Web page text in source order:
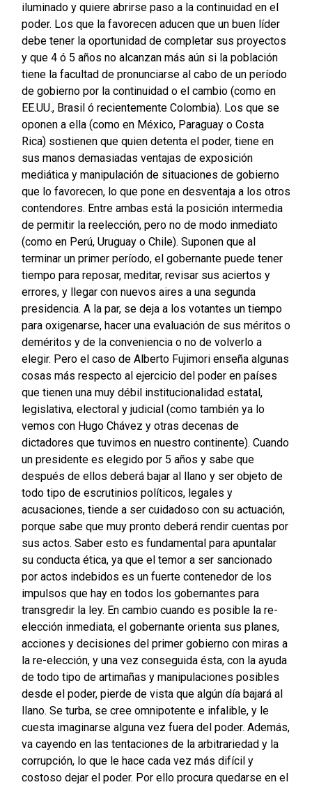
iluminado y quiere abrirse paso a la continuidad en el
poder. Los que la favorecen aducen que un buen líder
debe tener la oportunidad de completar sus proyectos
y que 4 ó 5 años no alcanzan más aún si la población
tiene la facultad de pronunciarse al cabo de un período
de gobierno por la continuidad o el cambio (como en
EE.UU., Brasil ó recientemente Colombia). Los que se
oponen a ella (como en México, Paraguay o Costa
Rica) sostienen que quien detenta el poder, tiene en
sus manos demasiadas ventajas de exposición
mediática y manipulación de situaciones de gobierno
que lo favorecen, lo que pone en desventaja a los otros
contendores. Entre ambas está la posición intermedia
de permitir la reelección, pero no de modo inmediato
(como en Perú, Uruguay o Chile). Suponen que al
terminar un primer período, el gobernante puede tener
tiempo para reposar, meditar, revisar sus aciertos y
errores, y llegar con nuevos aires a una segunda
presidencia. A la par, se deja a los votantes un tiempo
para oxigenarse, hacer una evaluación de sus méritos o
deméritos y de la conveniencia o no de volverlo a
elegir. Pero el caso de Alberto Fujimori enseña algunas
cosas más respecto al ejercicio del poder en países
que tienen una muy débil institucionalidad estatal,
legislativa, electoral y judicial (como también ya lo
vemos con Hugo Chávez y otras decenas de
dictadores que tuvimos en nuestro continente). Cuando
un presidente es elegido por 5 años y sabe que
después de ellos deberá bajar al llano y ser objeto de
todo tipo de escrutinios políticos, legales y
acusaciones, tiende a ser cuidadoso con su actuación,
porque sabe que muy pronto deberá rendir cuentas por
sus actos. Saber esto es fundamental para apuntalar
su conducta ética, ya que el temor a ser sancionado
por actos indebidos es un fuerte contenedor de los
impulsos que hay en todos los gobernantes para
transgredir la ley. En cambio cuando es posible la re-
elección inmediata, el gobernante orienta sus planes,
acciones y decisiones del primer gobierno con miras a
la re-elección, y una vez conseguida ésta, con la ayuda
de todo tipo de artimañas y manipulaciones posibles
desde el poder, pierde de vista que algún día bajará al
llano. Se turba, se cree omnipotente e infalible, y le
cuesta imaginarse alguna vez fuera del poder. Además,
va cayendo en las tentaciones de la arbitrariedad y la
corrupción, lo que le hace cada vez más difícil y
costoso dejar el poder. Por ello procura quedarse en el